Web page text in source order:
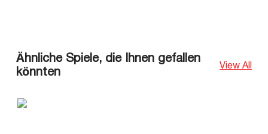
Ähnliche Spiele, die Ihnen gefallen
könnten
View All